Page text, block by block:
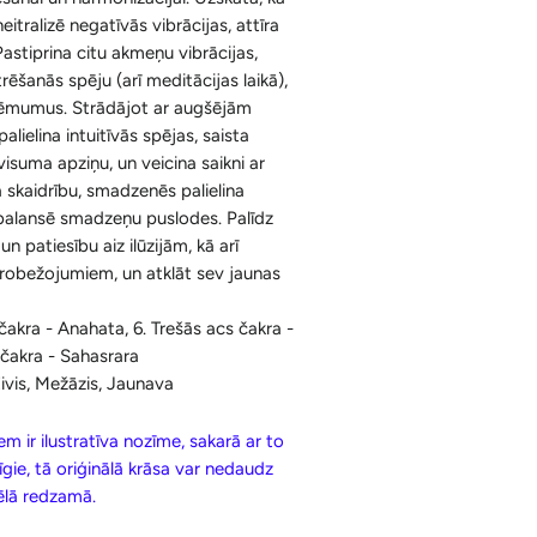
Konusi ar krītošu dūmu efektu un
Aksesuāri
Aromātiskās Briketes un Aksesuāri
Sveķi un Aksesuāri
Bakhoor / Bukhoor / Mabkhara /
Majmor
Korķa Bloki
Spilventiņi Acīm
Ķermenim
Sejai
negatīvās vibrācijas, attīra
citu akmeņu vibrācijas,
spēju (arī meditācijas laikā),
Strādājot ar augšējām
intuitīvās spējas, saista
apziņu, un veicina saikni ar
smadzenēs palielina
smadzeņu puslodes. Palīdz
patiesību aiz ilūzijām, kā arī
un atklāt sev jaunas
- Anahata, 6. Trešās acs čakra -
- Sahasrara
Mežāzis, Jaunava
ir ilustratīva nozīme, sakarā ar to
tā oriģinālā krāsa var nedaudz
redzamā.